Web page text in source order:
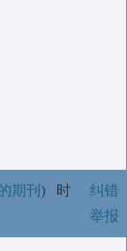
期刊 ) 时
纠错
举报